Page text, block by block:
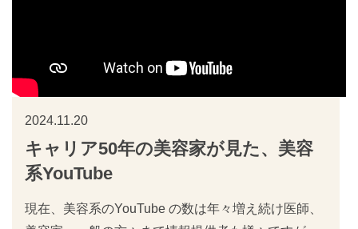
2024.11.20
キャリア50年の美容家が見た、美容
系YouTube
現在、美容系のYouTube の数は年々増え続け医師、